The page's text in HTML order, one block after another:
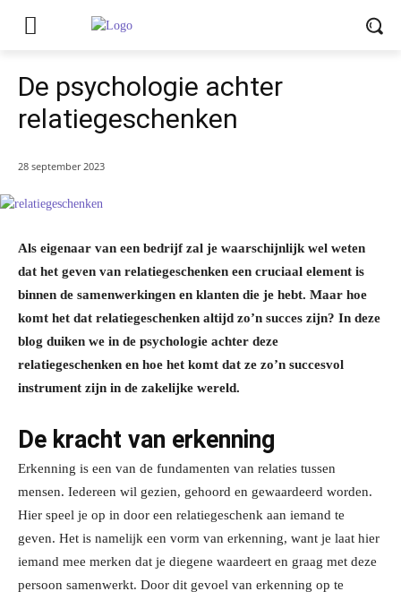
De psychologie achter
relatiegeschenken
28 september 2023
Als eigenaar van een bedrijf zal je waarschijnlijk wel weten
dat het geven van relatiegeschenken een cruciaal element is
binnen de samenwerkingen en klanten die je hebt. Maar hoe
komt het dat relatiegeschenken altijd zo’n succes zijn? In deze
blog duiken we in de psychologie achter deze
relatiegeschenken en hoe het komt dat ze zo’n succesvol
instrument zijn in de zakelijke wereld.
De kracht van erkenning
Erkenning is een van de fundamenten van relaties tussen
mensen. Iedereen wil gezien, gehoord en gewaardeerd worden.
Hier speel je op in door een relatiegeschenk aan iemand te
geven. Het is namelijk een vorm van erkenning, want je laat hier
iemand mee merken dat je diegene waardeert en graag met deze
persoon samenwerkt. Door dit gevoel van erkenning op te